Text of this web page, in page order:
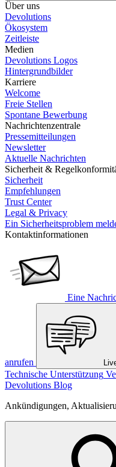
Über uns
Devolutions
Ökosystem
Zeitleiste
Medien
Devolutions Logos
Hintergrundbilder
Karriere
Welcome
Freie Stellen
Spontane Bewerbung
Nachrichtenzentrale
Pressemitteilungen
Newsletter
Aktuelle Nachrichten
Sicherheit &
Sicherheit
Empfehlungen
Trust Center
Legal & Privacy
Ein Sicherheitsproblem
Kontaktinformationen
Eine
anrufen
Technische Unterstützung
Devolutions Blog
Ankündigungen,